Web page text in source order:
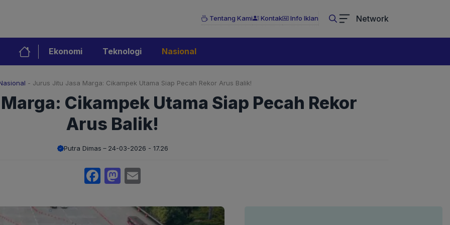
Tentang Kami Kontak Info Iklan Network
Ekonomi Teknologi Nasional
- Jurus Jitu Jasa Marga: Cikampek Utama Siap Pecah Rekor Arus Balik!
Cikampek Utama Siap Pecah Rekor
Arus Balik!
Putra Dimas 24-03-2026 - 17.26
Facebook
Mastodon